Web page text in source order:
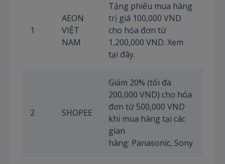
1
AEON
VIỆT
NAM
Tặng phiếu mua hàng
trị giá 100,000 VND
cho hóa đơn từ
1,200,000 VND. Xem
tại đây.
2 SHOPEE
Giảm 20% (tối đa
200,000 VND) cho hóa
đơn từ 500,000 VND
khi mua hàng tại các
gian
hàng: Panasonic, Sony